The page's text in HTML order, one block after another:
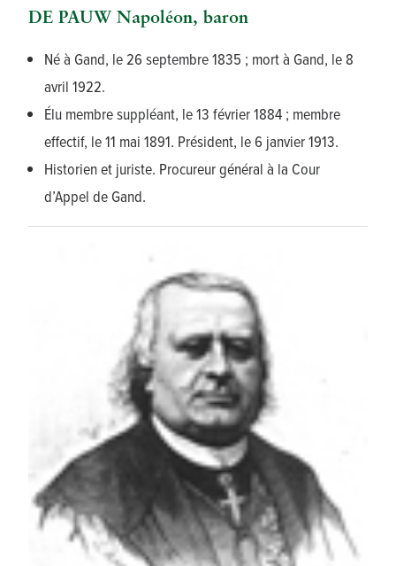
DE PAUW Napoléon, baron
Né à Gand, le 26 septembre 1835 ; mort à Gand, le 8
avril 1922.
Élu membre suppléant, le 13 février 1884 ; membre
effectif, le 11 mai 1891. Président, le 6 janvier 1913.
Historien et juriste. Procureur général à la Cour
d’Appel de Gand.